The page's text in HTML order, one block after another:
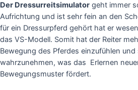
Der Dressurreitsimulator geht immer
Aufrichtung und ist sehr fein an den
für ein Dressurpferd gehört hat er
das VS-Modell. Somit hat der Reiter
Bewegung des Pferdes einzufühlen
wahrzunehmen, was das Erlernen
Bewegungsmuster fördert.